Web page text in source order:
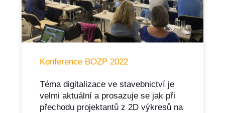
Konference BOZP 2022
Téma digitalizace ve stavebnictví je
velmi aktuální a prosazuje se jak při
přechodu projektantů z 2D výkresů na